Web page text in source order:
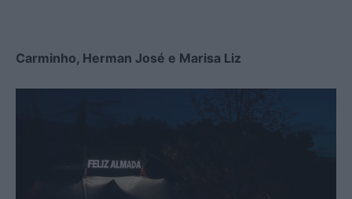
Carminho, Herman José e Marisa Liz